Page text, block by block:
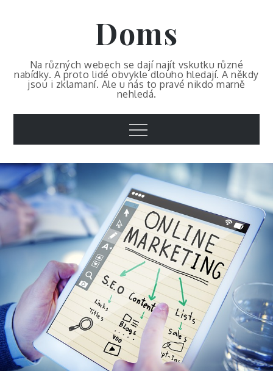
Doms
Na různých webech se dají najít vskutku různé
nabídky. A proto lidé obvykle dlouho hledají. A někdy
jsou i zklamaní. Ale u nás to pravé nikdo marně
nehledá.
Menu